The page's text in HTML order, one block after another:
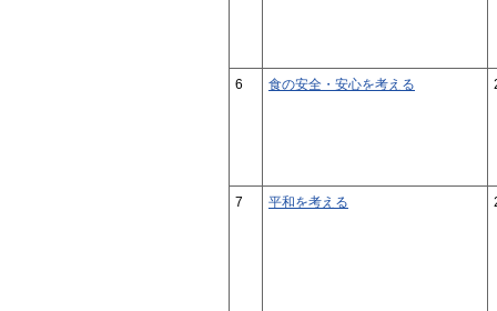
6 食の安全・安心を考える
7 平和を考える